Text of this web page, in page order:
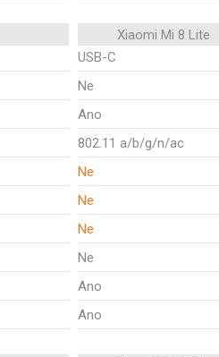
Xiaomi Mi 8 Lite
USB-C
Ne
Ano
802.11 a/b/g/n/ac
Ne
Ne
Ne
Ne
Ano
Ano